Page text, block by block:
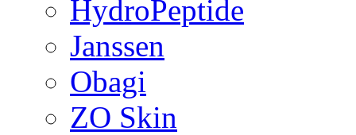
HydroPeptide
Janssen
Obagi
ZO Skin